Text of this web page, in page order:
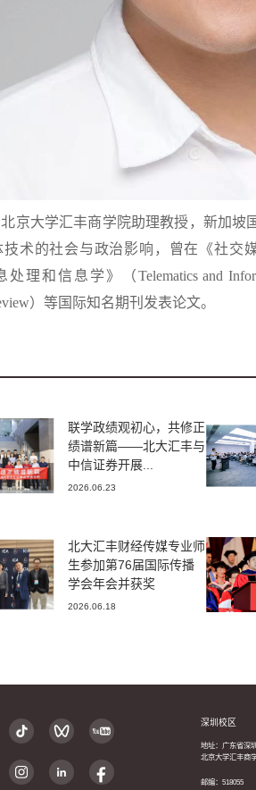
北京大学汇丰商学院助理教授，新加坡
技术的社会与政治影响，曾在《社交
处理和信息学》（Telematics and
）等国际知名期刊发表论文。
联学政绩观初心，共修正
绩谱新篇——北大汇丰与
中信证券开展...
2026.06.23
北大汇丰财经传媒专业师
生参加第76届国际传播
学会年会并获奖
2026.06.18
深圳校区
地址：广东省深
北京大学汇丰商
邮编：518055